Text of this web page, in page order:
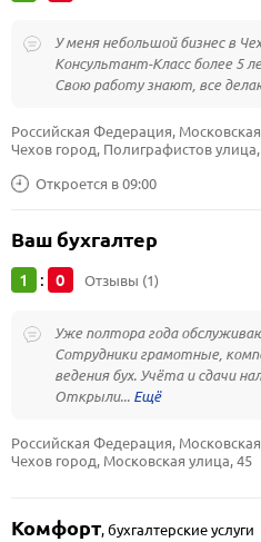
У меня небольшой бизнес в
Консультант-Класс более 5
Свою работу знают, все
Откроется в 09:00
Российская Федерация,
Чехов город, Полиграфистов
Ваш бухгалтер
1 : 0 Отзывы (1)
Уже полтора года
Сотрудники грамотные,
ведения бух. Учёта и сдачи
Открыли...
Российская Федерация,
Чехов город, Московская улица, 45
Комфорт,бухгалтерские услуги